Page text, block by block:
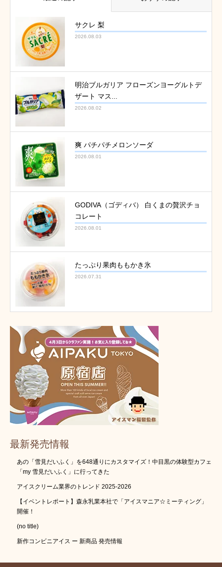
サクレ 梨
2026.08.03
明治ブルガリア フローズンヨーグルトデ
ザート マス...
2026.08.02
爽 パチパチメロンソーダ
2026.08.01
GODIVA（ゴディバ） 白くまの贅沢チョ
コレート
2026.08.01
たっぷり果肉ももかき氷
2026.07.31
最新発売情報
あの「雪見だいふく」を648通りにカスタマイズ！中目黒の体験型カフェ
「my 雪見だいふく」に行ってきた
アイスクリーム業界のトレンド 2025-2026
【イベントレポート】森永乳業本社で「アイスマニア☆ミーティング」
開催！
(no title)
新作コンビニアイス ー 新商品 発売情報